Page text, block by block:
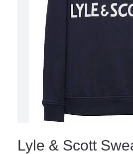
Lyle & Scott